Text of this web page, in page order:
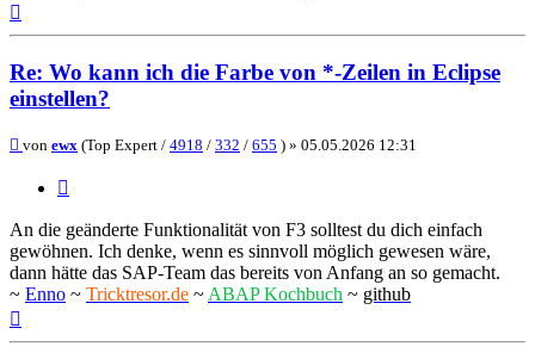
Re: Wo kann ich die Farbe von *-Zeilen in Eclipse
einstellen?
Beitrag
von ewx (Top Expert / 4918 / 332 / 655 ) » 05.05.2026 12:31
An die geänderte Funktionalität von F3 solltest du dich einfach
gewöhnen. Ich denke, wenn es sinnvoll möglich gewesen wäre,
dann hätte das SAP-Team das bereits von Anfang an so gemacht.
~ Enno ~ Tricktresor.de ~ABAP Kochbuch ~ github
oben